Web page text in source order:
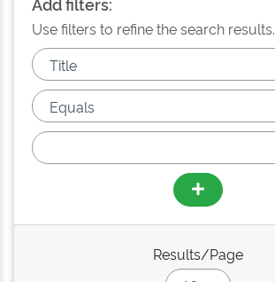
Use filters to refine the search results.
Results/Page